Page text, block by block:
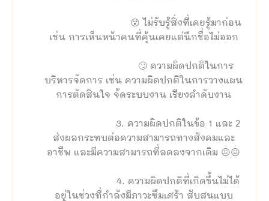
😵 ไม่รับรู้สิ่งที่เคยรู้มาก่อน
เช่น การเห็นหน้าคนที่คุ้นเคยแต่นึกชื่อไม่ออก
🙄 ความผิดปกติในการ
บริหารจัดการ เช่น ความผิดปกติในการวางแผน
การตัดสินใจ จัดระบบงาน เรียงลำดับงาน
3. ความผิดปกติในข้อ 1 และ 2
ส่งผลกระทบต่อความสามารถทางสังคมและ
อาชีพ และมีความสามารถที่ลดลงจากเดิม 😖😖
4. ความผิดปกติที่เกิดขึ้นไม่ได้
อยู่ในช่วงที่กำลังมีภาวะซึมเศร้า สับสนแบบ